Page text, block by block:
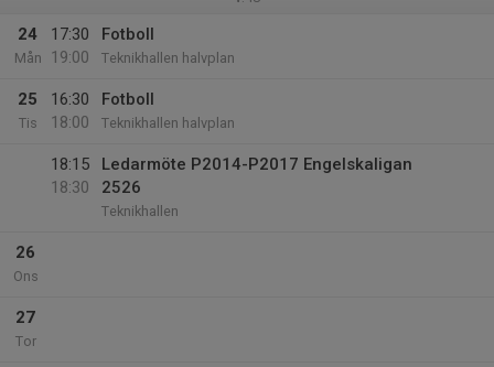
24
Mån
17:30
19:00
Fotboll
Teknikhallen halvplan
25
Tis
16:30
18:00
Fotboll
Teknikhallen halvplan
18:15
18:30
Ledarmöte P2014-P2017 Engelskaligan
2526
Teknikhallen
26
Ons
27
Tor